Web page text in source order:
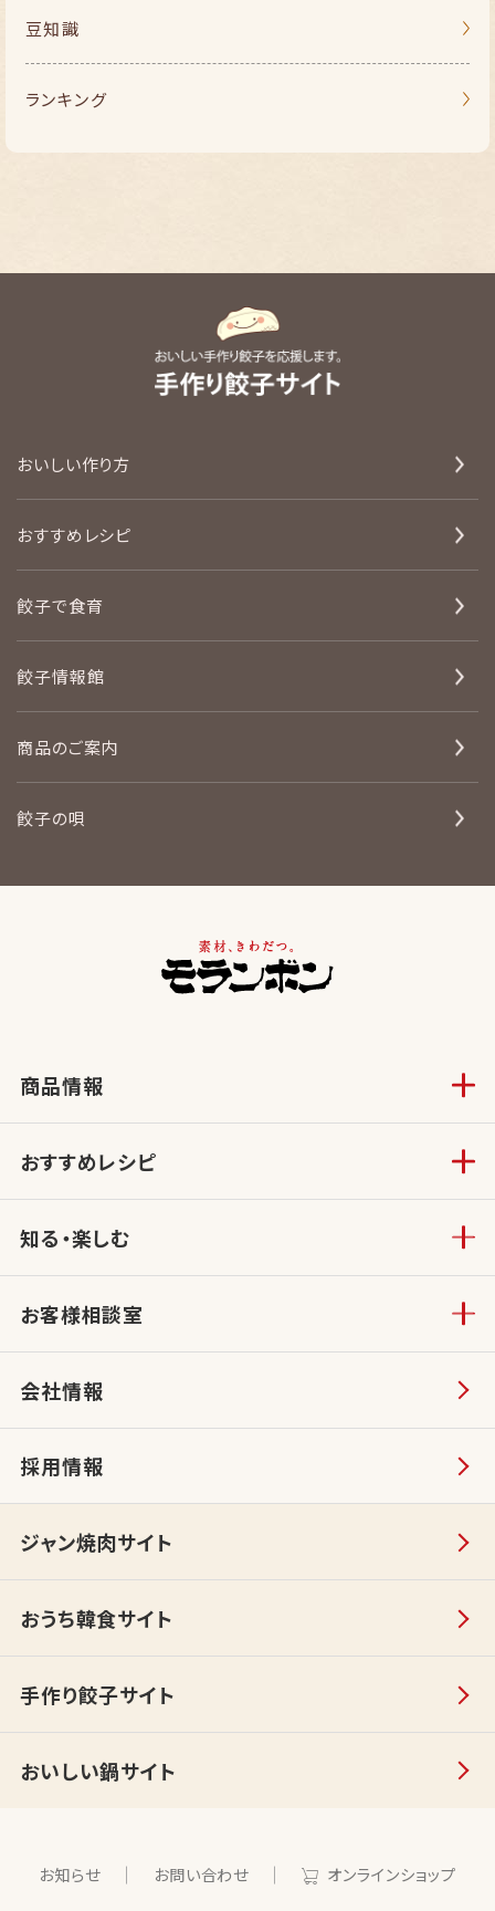
豆知識
ランキング
おいしい作り方
おすすめレシピ
餃子で食育
餃子情報館
商品のご案内
餃子の唄
商品情報
おすすめレシピ
知る・楽しむ
お客様相談室
会社情報
採用情報
ジャン焼肉サイト
おうち韓食サイト
手作り餃子サイト
おいしい鍋サイト
お知らせ お問い合わせ オンラインショップ